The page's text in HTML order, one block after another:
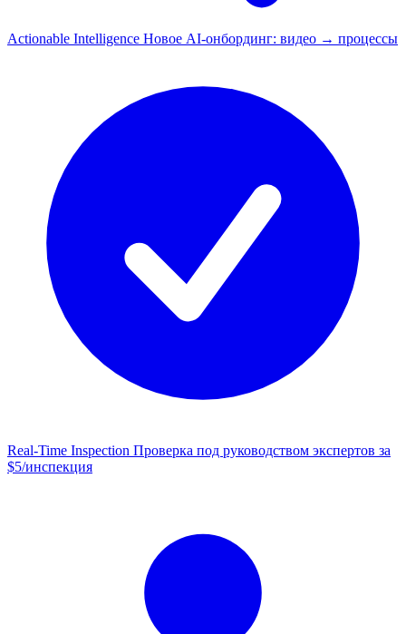
Actionable Intelligence Новое AI-онбординг: видео → процессы
Real-Time Inspection Проверка под руководством экспертов за
$5/инспекция